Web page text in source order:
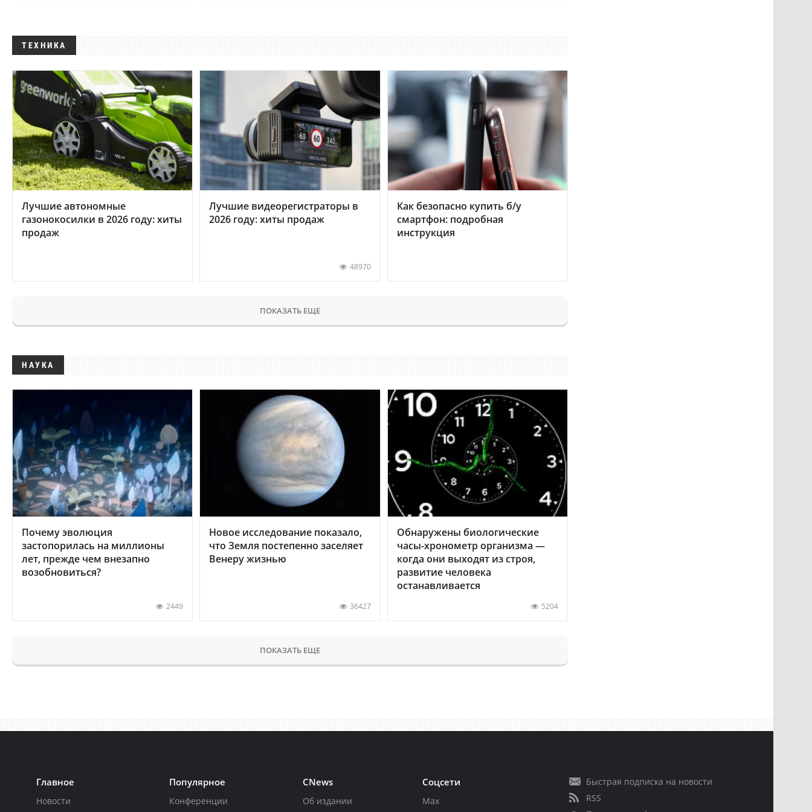
ТЕХНИКА
Лучшие автономные
газонокосилки в 2026 году: хиты
продаж
Лучшие видеорегистраторы в
2026 году: хиты продаж
48970
Как безопасно купить б/у
смартфон: подробная
инструкция
ПОКАЗАТЬ ЕЩЕ
НАУКА
Почему эволюция
застопорилась на миллионы
лет, прежде чем внезапно
возобновиться?
2449
Новое исследование показало,
что Земля постепенно заселяет
Венеру жизнью
36427
Обнаружены биологические
часы-хронометр организма —
когда они выходят из строя,
развитие человека
останавливается
5204
ПОКАЗАТЬ ЕЩЕ
Главное
Новости
Популярное
Конференции
CNews
Об издании
Соцсети
Max
Быстрая подписка на новости
RSS